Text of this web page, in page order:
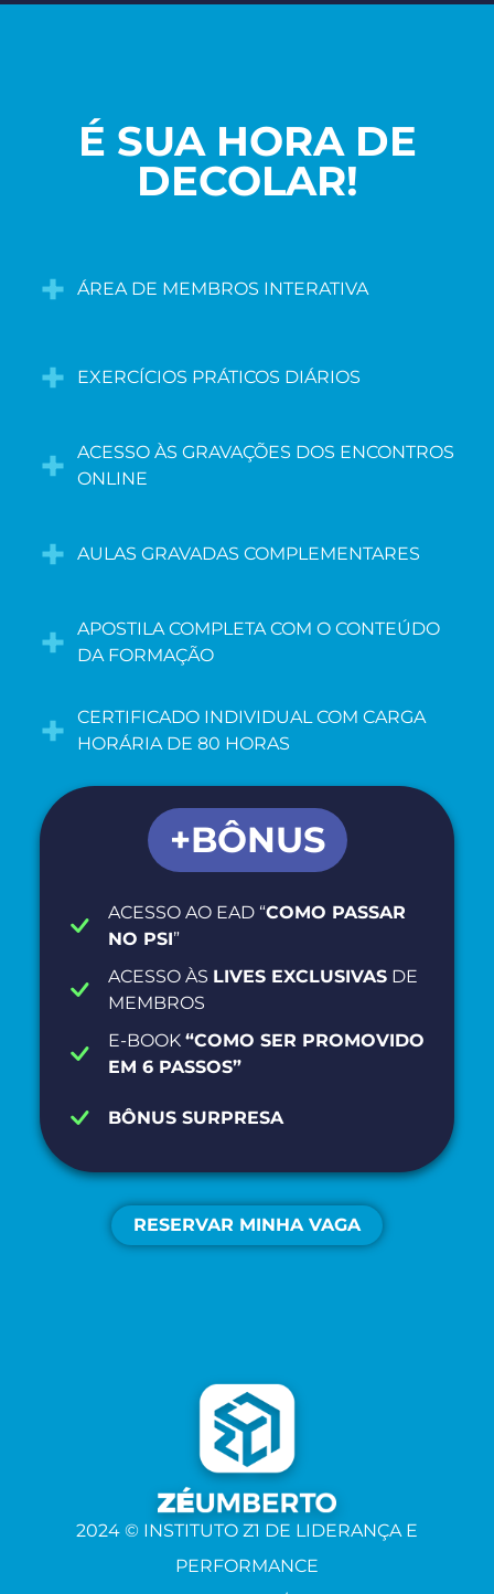
É SUA HORA DE
DECOLAR!
+ ÁREA DE MEMBROS INTERATIVA
+ EXERCÍCIOS PRÁTICOS DIÁRIOS
+
ACESSO ÀS GRAVAÇÕES DOS ENCONTROS
ONLINE
+ AULAS GRAVADAS COMPLEMENTARES
+
APOSTILA COMPLETA COM O CONTEÚDO
DA FORMAÇÃO
+
CERTIFICADO INDIVIDUAL COM CARGA
HORÁRIA DE 80 HORAS
+BÔNUS
ACESSO AO EAD “COMO PASSAR
NO PSI”
ACESSO ÀS LIVES EXCLUSIVASDE
MEMBROS
E-BOOK “COMO SER PROMOVIDO
EM 6 PASSOS”
BÔNUS SURPRESA
RESERVAR MINHA VAGA
2024 © INSTITUTO Z1 DE LIDERANÇA E
PERFORMANCE